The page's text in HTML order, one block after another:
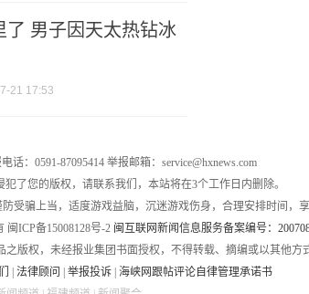
了 男子因天太热钻冰
21 17:53
：0591-87095414 举报邮箱：service@hxnews.com
了您的版权，请联系我们，本站将在3个工作日内删除。
受骗上当，适度游戏益脑，沉迷游戏伤身，合理安排时间，享
ICP备15008128号-2 闽互联网新闻信息服务备案编号：
版权，未经报业集团书面授权，不得转载、摘编或以其他方
法律顾问 举报投诉
海峡网跟帖评论自律管理承诺书